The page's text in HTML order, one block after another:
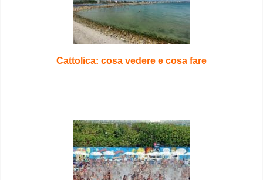
Cattolica: cosa vedere e cosa fare